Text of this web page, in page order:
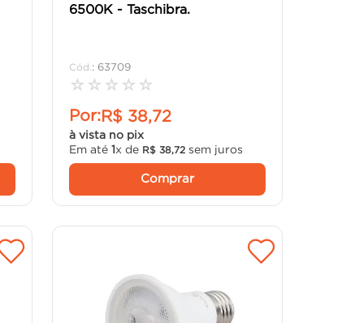
6500K - Taschibra.
: 63709
☆ ☆ ☆ ☆ ☆
Por:R$ 38,72
à vista no pix
Em até 1x de R$ 38, 72sem juros
Comprar